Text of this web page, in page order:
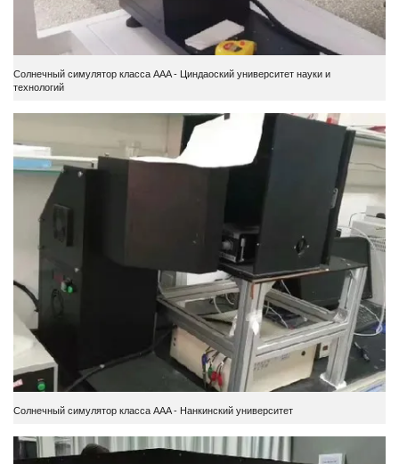
Солнечный симулятор класса AAA - Циндаоский университет науки и
технологий
Солнечный симулятор класса AAA - Нанкинский университет